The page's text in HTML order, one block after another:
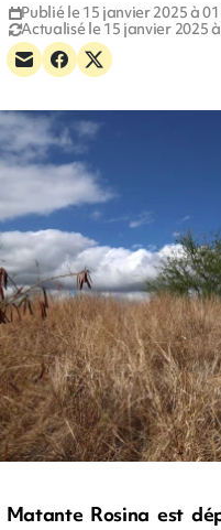
Publié le 15 janvier 2025 à
Actualisé le 15 janvier 2025
Matante Rosina est